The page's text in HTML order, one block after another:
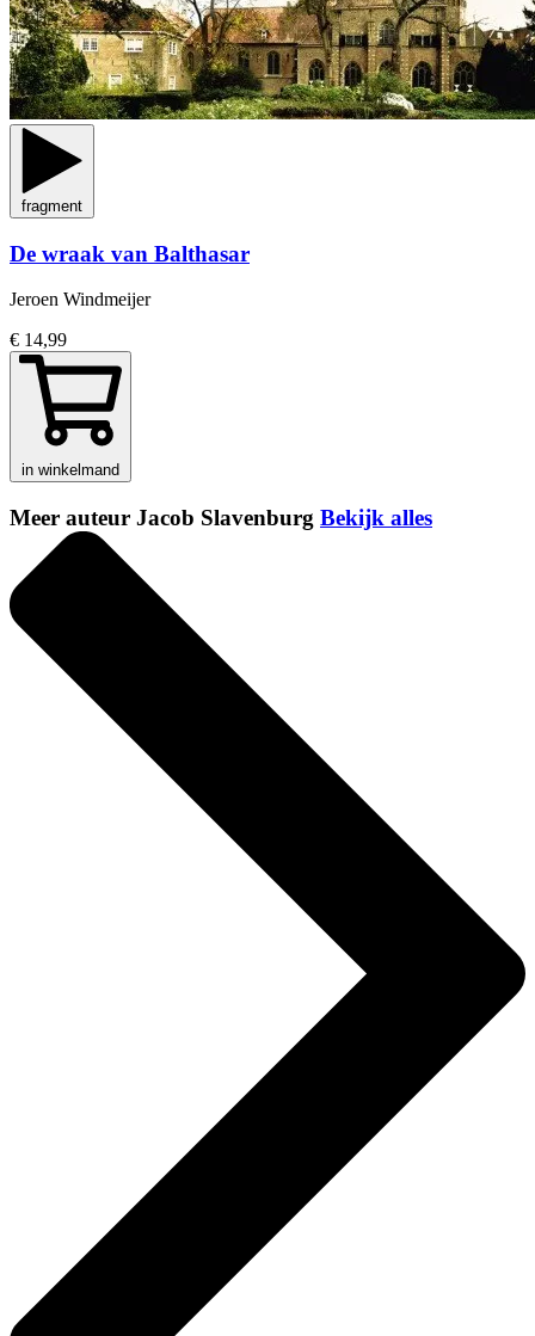
fragment
De wraak van Balthasar
Jeroen Windmeijer
€ 14,99
in winkelmand
Meer auteur Jacob Slavenburg Bekijk alles